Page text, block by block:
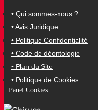
• Qui sommes-nous ?
• Avis Juridique
• Politique Confidentialité
• Code de déontologie
• Plan du Site
• Politique de Cookies
Panel Cookies